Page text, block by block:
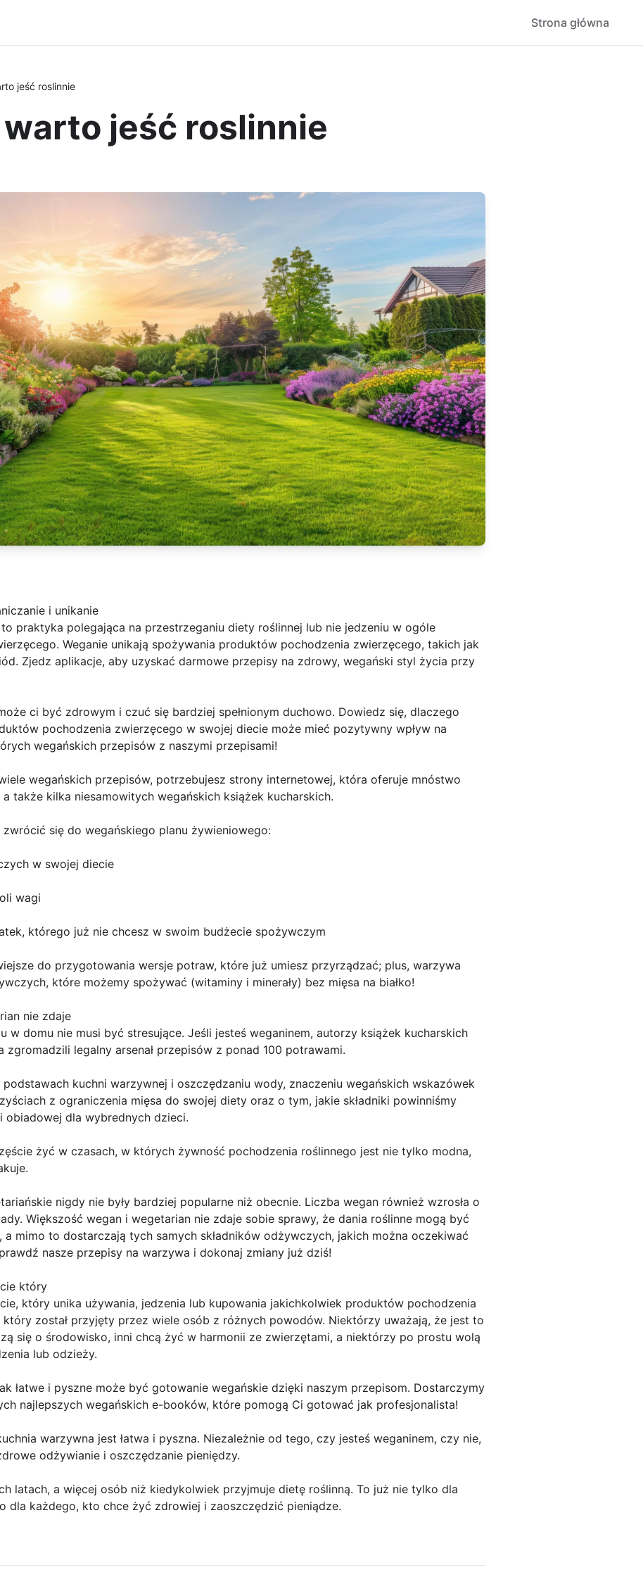
Strona główna
jeść roslinnie
jeść roslinnie
i unikanie
praktyka polegająca na przestrzeganiu diety roślinnej lub nie jedzeniu w ogóle
Weganie unikają spożywania produktów pochodzenia zwierzęcego, takich jak
Zjedz aplikacje, aby uzyskać darmowe przepisy na zdrowy, wegański styl życia przy
ci być zdrowym i czuć się bardziej spełnionym duchowo. Dowiedz się, dlaczego
pochodzenia zwierzęcego w swojej diecie może mieć pozytywny wpływ na
wegańskich przepisów z naszymi przepisami!
wegańskich przepisów, potrzebujesz strony internetowej, która oferuje mnóstwo
także kilka niesamowitych wegańskich książek kucharskich.
się do wegańskiego planu żywieniowego:
w swojej diecie
wagi
którego już nie chcesz w swoim budżecie spożywczym
do przygotowania wersje potraw, które już umiesz przyrządzać; plus, warzywa
które możemy spożywać (witaminy i minerały) bez mięsa na białko!
nie zdaje
w domu nie musi być stresujące. Jeśli jesteś weganinem, autorzy książek kucharskich
zgromadzili legalny arsenał przepisów z ponad 100 potrawami.
kuchni warzywnej i oszczędzaniu wody, znaczeniu wegańskich wskazówek
z ograniczenia mięsa do swojej diety oraz o tym, jakie składniki powinniśmy
obiadowej dla wybrednych dzieci.
żyć w czasach, w których żywność pochodzenia roślinnego jest nie tylko modna,
nigdy nie były bardziej popularne niż obecnie. Liczba wegan również wzrosła o
Większość wegan i wegetarian nie zdaje sobie sprawy, że dania roślinne mogą być
mimo to dostarczają tych samych składników odżywczych, jakich można oczekiwać
nasze przepisy na warzywa i dokonaj zmiany już dziś!
który
który unika używania, jedzenia lub kupowania jakichkolwiek produktów pochodzenia
został przyjęty przez wiele osób z różnych powodów. Niektórzy uważają, że jest to
się o środowisko, inni chcą żyć w harmonii ze zwierzętami, a niektórzy po prostu wolą
lub odzieży.
łatwe i pyszne może być gotowanie wegańskie dzięki naszym przepisom. Dostarczymy
najlepszych wegańskich e-booków, które pomogą Ci gotować jak profesjonalista!
warzywna jest łatwa i pyszna. Niezależnie od tego, czy jesteś weganinem, czy nie,
odżywianie i oszczędzanie pieniędzy.
latach, a więcej osób niż kiedykolwiek przyjmuje dietę roślinną. To już nie tylko dla
dla każdego, kto chce żyć zdrowiej i zaoszczędzić pieniądze.